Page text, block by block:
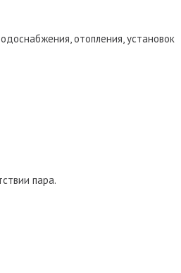
отопления, установок
пара.